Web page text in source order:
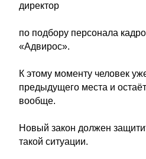
директор
по подбору персонала
«Адвирос».
К этому моменту человек
предыдущего места и
вообще.
Новый закон должен
такой ситуации.